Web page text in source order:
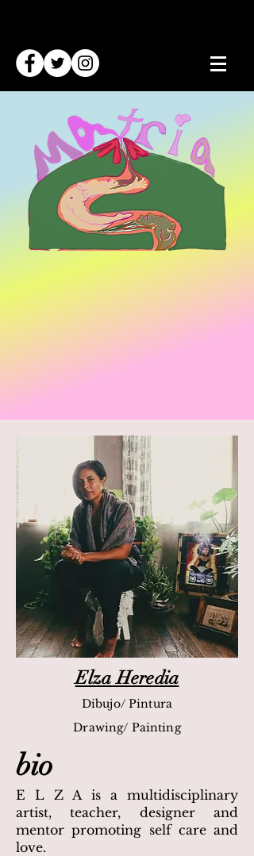
Elza Heredia
Dibujo/ Pintura
Drawing/ Painting
bio
E L Z A is a multidisciplinary
artist, teacher, designer and
mentor promoting self care and
love.